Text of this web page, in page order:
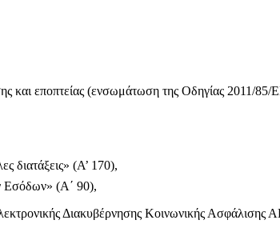
και εποπτείας (ενσωμάτωση της Οδηγίας 2011/85/
διατάξεις» (Α’ 170),
Εσόδων» (Α΄ 90),
Διακυβέρνησης Κοινωνικής